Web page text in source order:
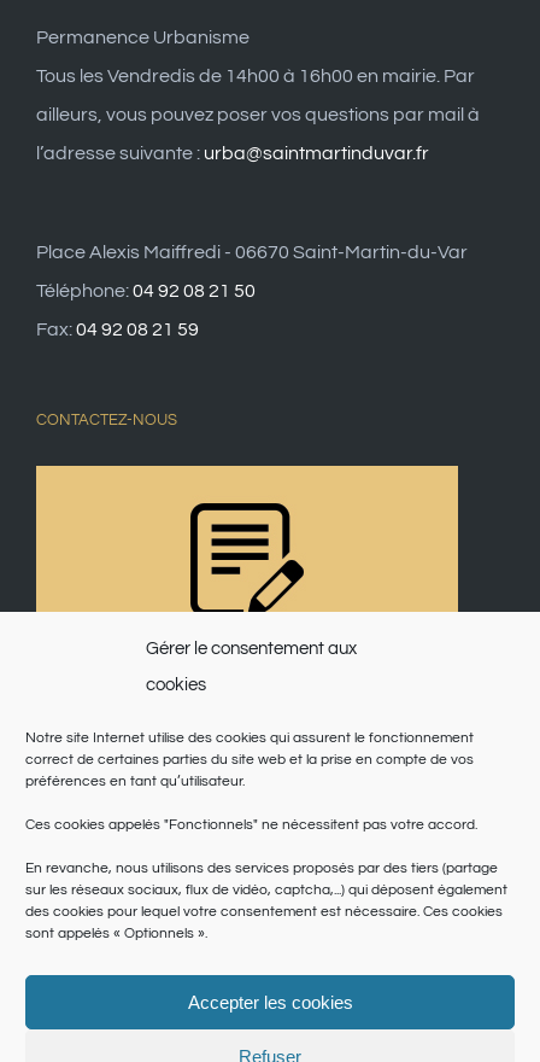
Gérer le consentement aux
cookies
Notre site Internet utilise des cookies qui assurent le fonctionnement
correct de certaines parties du site web et la prise en compte de vos
préférences en tant qu’utilisateur.
Ces cookies appelés "Fonctionnels" ne nécessitent pas votre accord.
En revanche, nous utilisons des services proposés par des tiers (partage
sur les réseaux sociaux, flux de vidéo, captcha,...) qui déposent également
des cookies pour lequel votre consentement est nécessaire. Ces cookies
sont appelés « Optionnels ».
Accepter les cookies
Refuser
Permanence Urbanisme
Tous les Vendredis de 14h00 à 16h00 en mairie. Par
ailleurs, vous pouvez poser vos questions par mail à
l’adresse suivante : urba@saintmartinduvar.fr
Place Alexis Maiffredi - 06670 Saint-Martin-du-Var
Téléphone:04 92 08 21 50
Fax:04 92 08 21 59
CONTACTEZ-NOUS
Conditions générales